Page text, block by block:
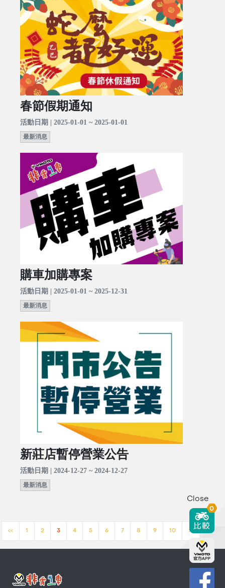
春節假期通知
活動日期 | 2025-01-01 ~ 2025-01-01
最新消息
購車加購專案
活動日期 | 2025-01-01 ~ 2025-12-31
最新消息
新莊店暫停營業公告
活動日期 | 2024-12-27 ~ 2024-12-27
最新消息
<< 1 2 3 4 5 6 7 8 9 10 >>
Close
0